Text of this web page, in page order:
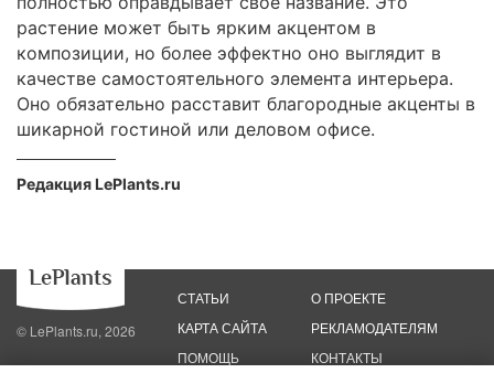
растение может быть ярким акцентом в
композиции, но более эффектно оно выглядит в
качестве самостоятельного элемента интерьера.
Оно обязательно расставит благородные акценты в
шикарной гостиной или деловом офисе.
Редакция LePlants.ru
© LePlants.ru, 2026
СТАТЬИ
КАРТА САЙТА
ПОМОЩЬ
О ПРОЕКТЕ
РЕКЛАМОДАТЕЛЯМ
КОНТАКТЫ